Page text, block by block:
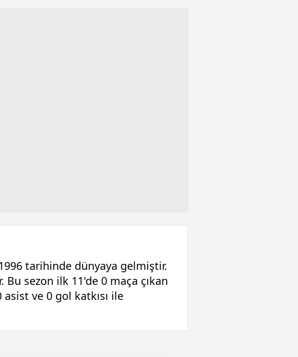
tarihinde dünyaya gelmiştir.
Bu sezon ilk 11'de 0 maça çıkan
ve 0 gol katkısı ile